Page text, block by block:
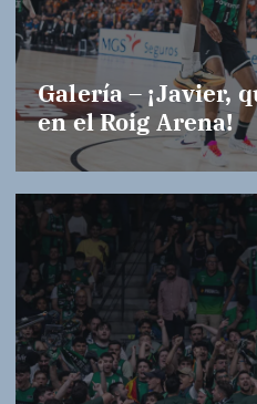
Galería – ¡Javier,
en el Roig Arena!